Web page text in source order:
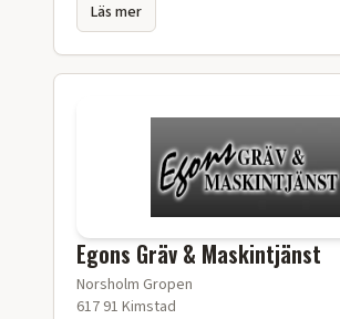
Läs mer
Egons Gräv & Maskintjänst
Norsholm Gropen
617 91 Kimstad